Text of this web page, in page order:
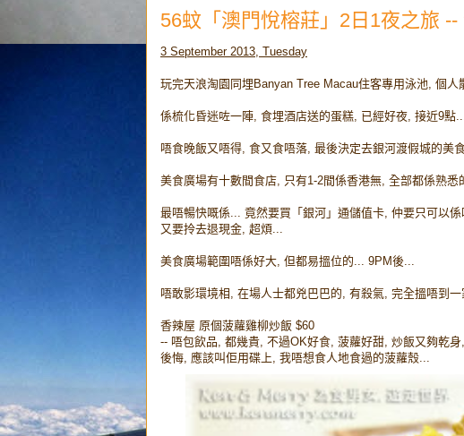
56蚊「澳門悅榕莊」2日1夜之旅
3 September 2013, Tuesday
玩完天浪淘園同埋Banyan Tree Macau住客專用泳池, 個人
係梳化昏迷咗一陣, 食埋酒店送的蛋糕, 已經好夜, 接近9點...
唔食晚飯又唔得, 食又食唔落, 最後決定去銀河渡假城的美
美食廣場有十數間食店, 只有1-2間係香港無, 全部都係熟悉
最唔暢快嘅係... 竟然要買「銀河」通儲值卡, 仲要只可以
又要拎去退現金, 超煩...
美食廣場範圍唔係好大, 但都易搵位的... 9PM後...
唔敢影環境相, 在場人士都兇巴巴的, 有殺氣, 完全搵唔到
香辣屋 原個菠蘿雞柳炒飯 $60
-- 唔包飲品, 都幾貴, 不過OK好食, 菠蘿好甜, 炒飯又夠乾
後悔, 應該叫佢用碟上, 我唔想食人地食過的菠蘿殼...